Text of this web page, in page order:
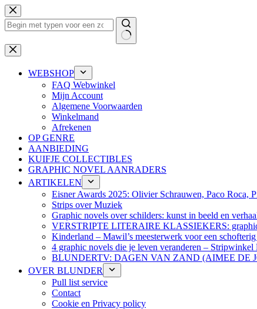
Ga
naar
de
Geen
resultaten
WEBSHOP
FAQ Webwinkel
Mijn Account
Algemene Voorwaarden
Winkelmand
Afrekenen
OP GENRE
AANBIEDING
KUIFJE COLLECTIBLES
GRAPHIC NOVEL AANRADERS
ARTIKELEN
Eisner Awards 2025: Olivier Schrauwen, Paco Roca,
Strips over Muziek
Graphic novels over schilders: kunst in beeld en
VERSTRIPTE LITERAIRE KLASSIEKERS: graphic
Kinderland – Mawil’s meesterwerk voor een
4 graphic novels die je leven veranderen – Stripwinkel
BLUNDERTV: DAGEN VAN ZAND (AIMEE DE
OVER BLUNDER
Pull list service
Contact
Cookie en Privacy policy